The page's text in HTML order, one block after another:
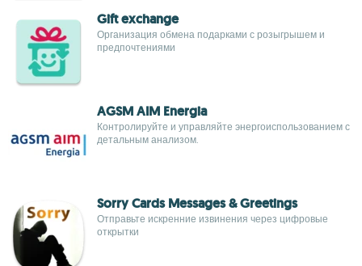
Gift exchange
Организация обмена подарками с розыгрышем и
предпочтениями
AGSM AIM Energia
Контролируйте и управляйте энергоиспользованием с
детальным анализом.
Sorry Cards Messages & Greetings
Отправьте искренние извинения через цифровые
открытки